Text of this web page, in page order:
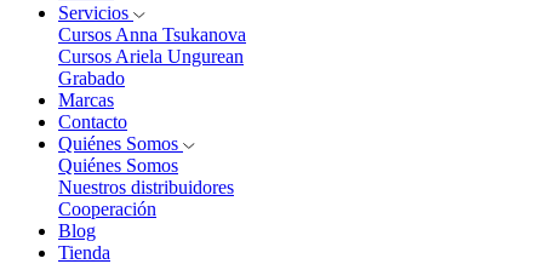
Servicios
Cursos Anna Tsukanova
Cursos Ariela Ungurean
Grabado
Marcas
Contacto
Quiénes Somos
Quiénes Somos
Nuestros distribuidores
Cooperación
Blog
Tienda